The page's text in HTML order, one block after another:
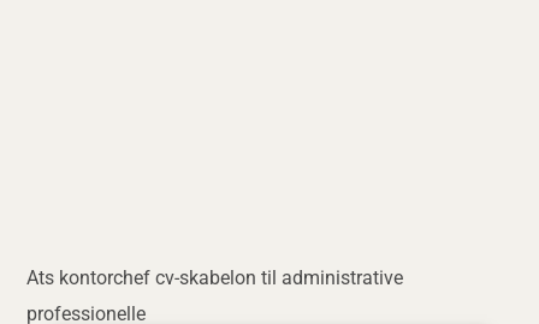
Ats kontorchef cv-skabelon til administrative
professionelle